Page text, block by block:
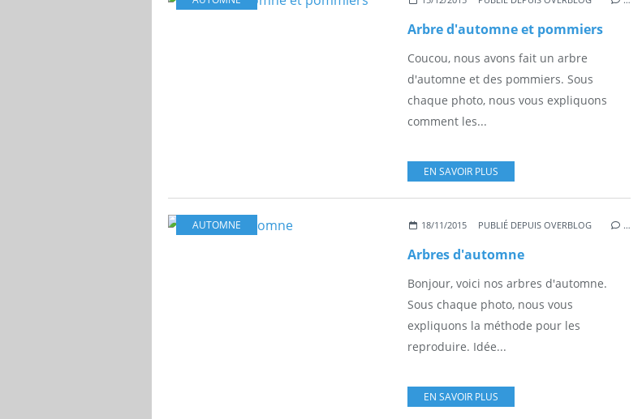
Arbre d'automne et pommiers
Coucou, nous avons fait un arbre
d'automne et des pommiers. Sous
chaque photo, nous vous expliquons
comment les...
EN SAVOIR PLUS
AUTOMNE 18/11/2015 PUBLIÉ DEPUIS OVERBLOG …
Arbres d'automne
Bonjour, voici nos arbres d'automne.
Sous chaque photo, nous vous
expliquons la méthode pour les
reproduire. Idée...
EN SAVOIR PLUS